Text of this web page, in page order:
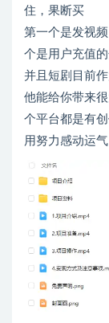
住，果断买
第一个是发视
个是用户充值
并且短剧目前
他能给你带来
个平台都是有
用努力感动运气